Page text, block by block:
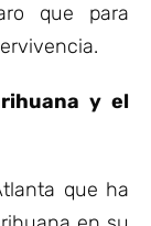
que para
y el
que ha